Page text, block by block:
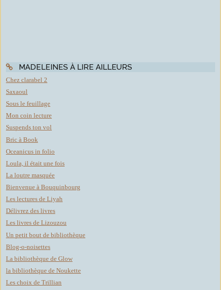
MADELEINES À LIRE AILLEURS
Chez clarabel 2
Saxaoul
Sous le feuillage
Mon coin lecture
Suspends ton vol
Bric à Book
Oceanicus in folio
Loula, il était une fois
La loutre masquée
Bienvenue à Bouquinbourg
Les lectures de Liyah
Délivrez des livres
Les livres de Lizouzou
Un petit bout de bibliothèque
Blog-o-noisettes
La bibliothèque de Glow
la bibliothèque de Noukette
Les choix de Trillian